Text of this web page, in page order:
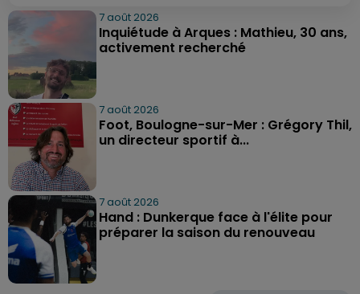
7 août 2026
Inquiétude à Arques : Mathieu, 30 ans,
activement recherché
7 août 2026
Foot, Boulogne-sur-Mer : Grégory Thil,
un directeur sportif à...
7 août 2026
Hand : Dunkerque face à l'élite pour
préparer la saison du renouveau